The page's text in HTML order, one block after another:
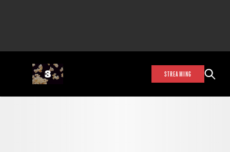
STREAMING